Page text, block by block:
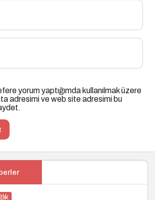
yorum yaptığımda kullanılmak üzere
adresimi ve web site adresimi bu